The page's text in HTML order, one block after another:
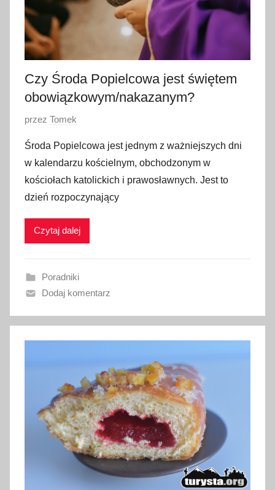
o
2
0
2
3
Czy Środa Popielcowa jest świętem
obowiązkowym/nakazanym?
O
u
b
l
i
w
n
o
0
l
przez Tomek
Środa Popielcowa jest jednym z ważniejszych dni
w kalendarzu kościelnym, obchodzonym w
kościołach katolickich i prawosławnych. Jest to
dzień rozpoczynający
Czytaj dalej
Poradniki
Dodaj komentarz